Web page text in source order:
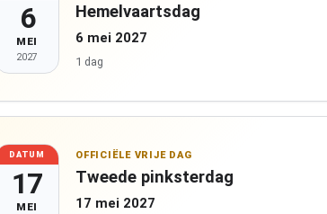
6
MEI
2027
Hemelvaartsdag
6 mei 2027
1 dag
DATUM
17
MEI
OFFICIËLE VRIJE DAG
Tweede pinksterdag
17 mei 2027